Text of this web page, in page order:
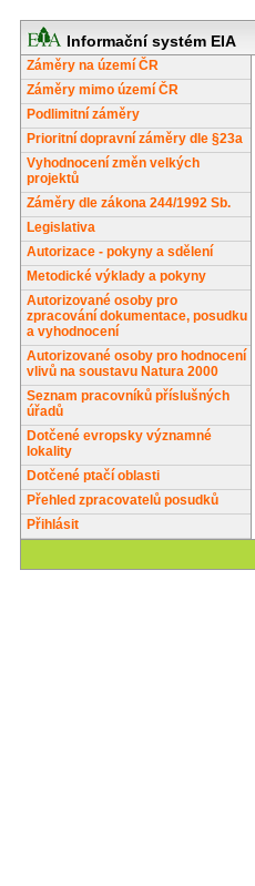
Informační systém EIA
Záměry na území ČR
Záměry mimo území ČR
Podlimitní záměry
Prioritní dopravní záměry dle §23a
Vyhodnocení změn velkých
projektů
Záměry dle zákona 244/1992 Sb.
Legislativa
Autorizace - pokyny a sdělení
Metodické výklady a pokyny
Autorizované osoby pro
zpracování dokumentace, posudku
a vyhodnocení
Autorizované osoby pro hodnocení
vlivů na soustavu Natura 2000
Seznam pracovníků příslušných
úřadů
Dotčené evropsky významné
lokality
Dotčené ptačí oblasti
Přehled zpracovatelů posudků
Přihlásit